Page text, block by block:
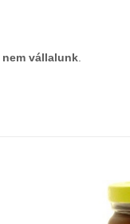
nem vállalunk